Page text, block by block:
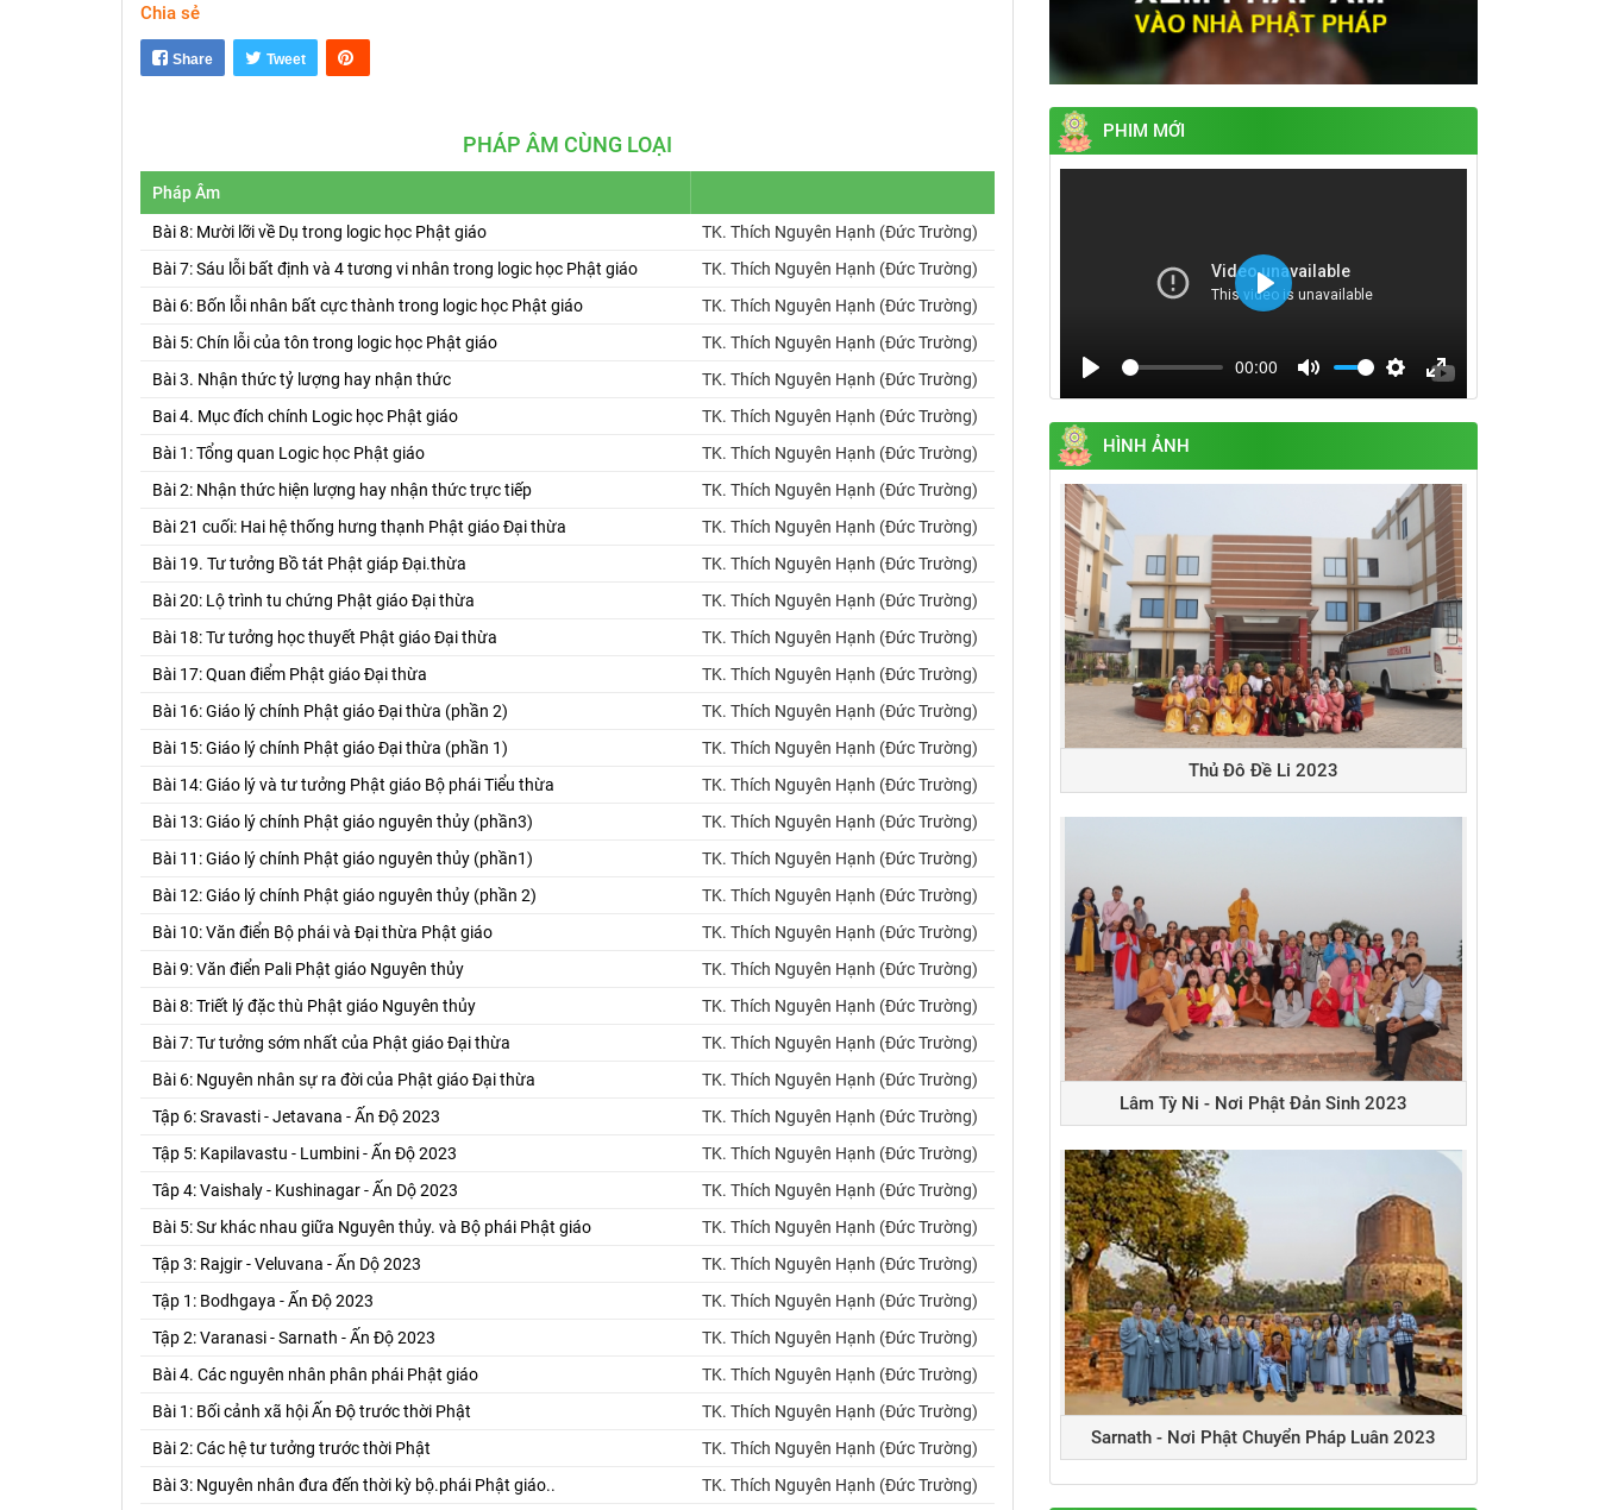
Chia sẻ
Share Tweet
PHÁP ÂM CÙNG LOẠI
Pháp Âm
Bài 8: Mười lỡi về Dụ trong logic học Phật giáo
TK. Thích Nguyên Hạnh (Đức Trường)
Bài 7: Sáu lỗi bất định và 4 tương vi nhân trong logic học Phật giáo
TK. Thích Nguyên Hạnh (Đức Trường)
Bài 6: Bốn lỗi nhân bất cực thành trong logic học Phật giáo
TK. Thích Nguyên Hạnh (Đức Trường)
Bài 5: Chín lỗi của tôn trong logic học Phật giáo
TK. Thích Nguyên Hạnh (Đức Trường)
Bài 3. Nhận thức tỷ lượng hay nhận thức
TK. Thích Nguyên Hạnh (Đức Trường)
Bai 4. Mục đích chính Logic học Phật giáo
TK. Thích Nguyên Hạnh (Đức Trường)
Bài 1: Tổng quan Logic học Phật giáo
TK. Thích Nguyên Hạnh (Đức Trường)
Bài 2: Nhận thức hiện lượng hay nhận thức trực tiếp
TK. Thích Nguyên Hạnh (Đức Trường)
Bài 21 cuối: Hai hệ thống hưng thạnh Phật giáo Đại thừa
TK. Thích Nguyên Hạnh (Đức Trường)
Bài 19. Tư tưởng Bồ tát Phật giáp Đại.thừa
TK. Thích Nguyên Hạnh (Đức Trường)
Bài 20: Lộ trình tu chứng Phật giáo Đại thừa
TK. Thích Nguyên Hạnh (Đức Trường)
Bài 18: Tư tưởng học thuyết Phật giáo Đại thừa
TK. Thích Nguyên Hạnh (Đức Trường)
Bài 17: Quan điểm Phật giáo Đại thừa
TK. Thích Nguyên Hạnh (Đức Trường)
Bài 16: Giáo lý chính Phật giáo Đại thừa (phần 2)
TK. Thích Nguyên Hạnh (Đức Trường)
Bài 15: Giáo lý chính Phật giáo Đại thừa (phần 1)
TK. Thích Nguyên Hạnh (Đức Trường)
Bài 14: Giáo lý và tư tưởng Phật giáo Bộ phái Tiểu thừa
TK. Thích Nguyên Hạnh (Đức Trường)
Bài 13: Giáo lý chính Phật giáo nguyên thủy (phần3)
TK. Thích Nguyên Hạnh (Đức Trường)
Bài 11: Giáo lý chính Phật giáo nguyên thủy (phần1)
TK. Thích Nguyên Hạnh (Đức Trường)
Bài 12: Giáo lý chính Phật giáo nguyên thủy (phần 2)
TK. Thích Nguyên Hạnh (Đức Trường)
Bài 10: Văn điển Bộ phái và Đại thừa Phật giáo
TK. Thích Nguyên Hạnh (Đức Trường)
Bài 9: Văn điển Pali Phật giáo Nguyên thủy
TK. Thích Nguyên Hạnh (Đức Trường)
Bài 8: Triết lý đặc thù Phật giáo Nguyên thủy
TK. Thích Nguyên Hạnh (Đức Trường)
Bài 7: Tư tưởng sớm nhất của Phật giáo Đại thừa
TK. Thích Nguyên Hạnh (Đức Trường)
Bài 6: Nguyên nhân sự ra đời của Phật giáo Đại thừa
TK. Thích Nguyên Hạnh (Đức Trường)
Tập 6: Sravasti - Jetavana - Ấn Độ 2023
TK. Thích Nguyên Hạnh (Đức Trường)
Tập 5: Kapilavastu - Lumbini - Ấn Độ 2023
TK. Thích Nguyên Hạnh (Đức Trường)
Tâp 4: Vaishaly - Kushinagar - Ấn Dộ 2023
TK. Thích Nguyên Hạnh (Đức Trường)
Bài 5: Sư khác nhau giữa Nguyên thủy. và Bộ phái Phật giáo
TK. Thích Nguyên Hạnh (Đức Trường)
Tập 3: Rajgir - Veluvana - Ấn Dộ 2023
TK. Thích Nguyên Hạnh (Đức Trường)
Tập 1: Bodhgaya - Ấn Độ 2023
TK. Thích Nguyên Hạnh (Đức Trường)
Tập 2: Varanasi - Sarnath - Ấn Độ 2023
TK. Thích Nguyên Hạnh (Đức Trường)
Bài 4. Các nguyên nhân phân phái Phật giáo
TK. Thích Nguyên Hạnh (Đức Trường)
Bài 1: Bối cảnh xã hội Ấn Độ trước thời Phật
TK. Thích Nguyên Hạnh (Đức Trường)
Bài 2: Các hệ tư tưởng trước thời Phật
TK. Thích Nguyên Hạnh (Đức Trường)
Bài 3: Nguyên nhân đưa đến thời kỳ bộ.phái Phật giáo..
TK. Thích Nguyên Hạnh (Đức Trường)
PHIM MỚI
00:00
fullscreen
Play
HÌNH ẢNH
Thủ Đô Đề Li 2023
Lâm Tỳ Ni - Nơi Phật Đản Sinh 2023
Sarnath - Nơi Phật Chuyển Pháp Luân 2023